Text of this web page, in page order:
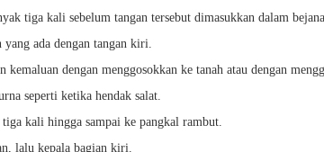
tiga kali sebelum tangan tersebut dimasukkan dalam
ada dengan tangan kiri.
kemaluan dengan menggosokkan ke tanah atau dengan
seperti ketika hendak salat.
kali hingga sampai ke pangkal rambut.
lalu kepala bagian kiri.